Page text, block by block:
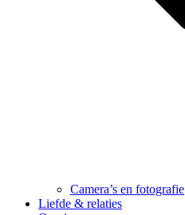
Camera’s en fotografie
Liefde & relaties